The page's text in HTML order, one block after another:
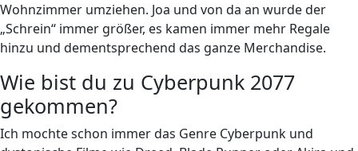
Wohnzimmer umziehen. Joa und von da an wurde der
„Schrein“ immer größer, es kamen immer mehr Regale
hinzu und dementsprechend das ganze Merchandise.
Wie bist du zu Cyberpunk 2077
gekommen?
Ich mochte schon immer das Genre Cyberpunk und